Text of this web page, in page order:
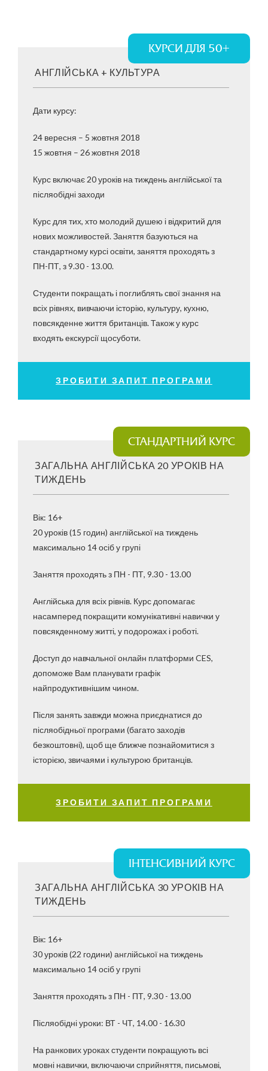
КУРСИ ДЛЯ 50+
АНГЛІЙСЬКА + КУЛЬТУРА
Дати курсу:
24 вересня – 5 жовтня 2018
15 жовтня – 26 жовтня 2018
Курс включає 20 уроків на тиждень англійської та
післяобідні заходи
Курс для тих, хто молодий душею і відкритий для
нових можливостей. Заняття базуються на
стандартному курсі освіти, заняття проходять з
ПН-ПТ, з 9.30 - 13.00.
Студенти покращать і поглиблять свої знання на
всіх рівнях, вивчаючи історію, культуру, кухню,
повсякденне життя британців. Також у курс
входять екскурсії щосуботи.
ЗРОБИТИ ЗАПИТ ПРОГРАМИ
СТАНДАРТНИЙ КУРС
ЗАГАЛЬНА АНГЛІЙСЬКА 20 УРОКІВ НА
ТИЖДЕНЬ
Вік: 16+
20 уроків (15 годин) англійської на тиждень
максимально 14 осіб у групі
Заняття проходять з ПН - ПТ, 9.30 - 13.00
Англійська для всіх рівнів. Курс допомагає
насамперед покращити комунікативні навички у
повсякденному житті, у подорожах і роботі.
Доступ до навчальної онлайн платформи CES,
допоможе Вам планувати графік
найпродуктивнішим чином.
Після занять завжди можна приєднатися до
післяобідньої програми (багато заходів
безкоштовні), щоб ще ближче познайомитися з
історією, звичаями і культурою британців.
ЗРОБИТИ ЗАПИТ ПРОГРАМИ
ІНТЕНСИВНИЙ КУРС
ЗАГАЛЬНА АНГЛІЙСЬКА 30 УРОКІВ НА
ТИЖДЕНЬ
Вік: 16+
30 уроків (22 години) англійської на тиждень
максимально 14 осіб у групі
Заняття проходять з ПН - ПТ, 9.30 - 13.00
Післяобідні уроки: ВТ - ЧТ, 14.00 - 16.30
На ранкових уроках студенти покращують всі
мовні навички, включаючи сприйняття, письмові,